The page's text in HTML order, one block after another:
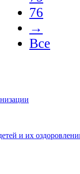
76
→
Все
и их